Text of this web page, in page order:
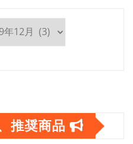
推奨商品